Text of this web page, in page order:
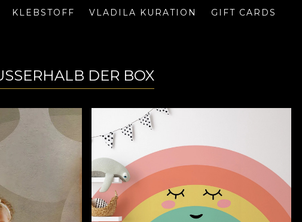
KLEBSTOFF VLADILA KURATION GIFT CARDS
DER BOX